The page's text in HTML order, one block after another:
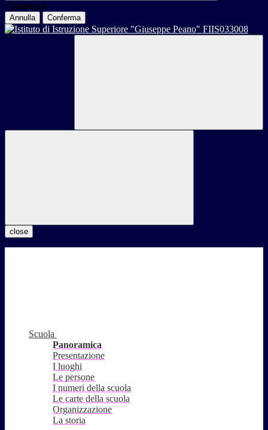
Conferma
Annulla Conferma
close
Scuola
Panoramica
Presentazione
I luoghi
Le persone
I numeri della scuola
Le carte della scuola
Organizzazione
La storia